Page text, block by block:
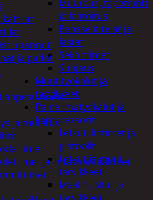
Muuraus, tapetointi
ja laatoitus
Pensselit telat ja
lastat
Sekoittimet
Suojaus
Muut työkalut ja
tarvikkeet
Paineilmatyökalut ja
kompressorit
Letkut, liittimet ja
pistoolit
Letkut ja muut
tarvikkeet
Maaliruiskut ja
kattilat
ja padat
ja tuuletus
ja Ilmastointilaitteet